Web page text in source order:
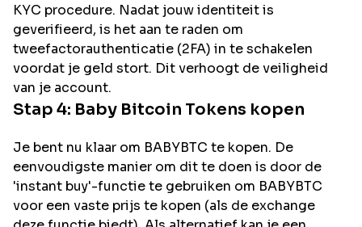
KYC procedure. Nadat jouw identiteit is
geverifieerd, is het aan te raden om
tweefactorauthenticatie (2FA) in te schakelen
voordat je geld stort. Dit verhoogt de veiligheid
van je account.
Stap 4: Baby Bitcoin Tokens kopen
Je bent nu klaar om BABYBTC te kopen. De
eenvoudigste manier om dit te doen is door de
'instant buy'-functie te gebruiken om BABYBTC
voor een vaste prijs te kopen (als de exchange